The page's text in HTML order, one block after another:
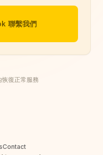
聯繫我們
復正常服務
Contact